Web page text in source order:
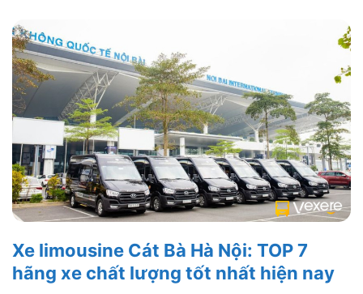
Xe limousine Cát Bà Hà Nội: TOP 7
hãng xe chất lượng tốt nhất hiện nay